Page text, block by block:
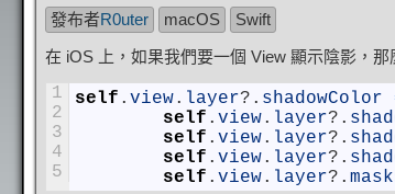
發布者R0uter macOS
Swift
在 iOS 上，如果我們要一個 View 顯示陰影，那
1
2
3
4
5
self . view. layer? . shadowColor
self . view. layer? .
self . view. layer? .
self . view. layer? .
self . view. layer? .